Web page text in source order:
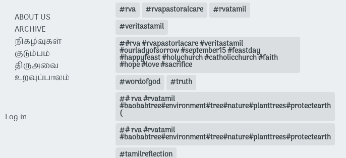
ABOUT US
ARCHIVE
நிகழ்வுகள்
குடும்பம்
திருஅவை
உறவுப்பாலம்
Log in
rva rvapastoralcare
rvatamil
veritastamil
#rva #rvapastorlacare #veritastamil
#ourladyofsorrow #september15 #feastday
#happyfeast #holychurch #catholicchurch #faith
#hope #love #sacrifice
wordofgod
truth
# rva #rvatamil
#baobabtree#environment#tree#nature#planttrees#protectearth
(
# rva #rvatamil
#baobabtree#environment#tree#nature#planttrees#protectearth
tamilreflection